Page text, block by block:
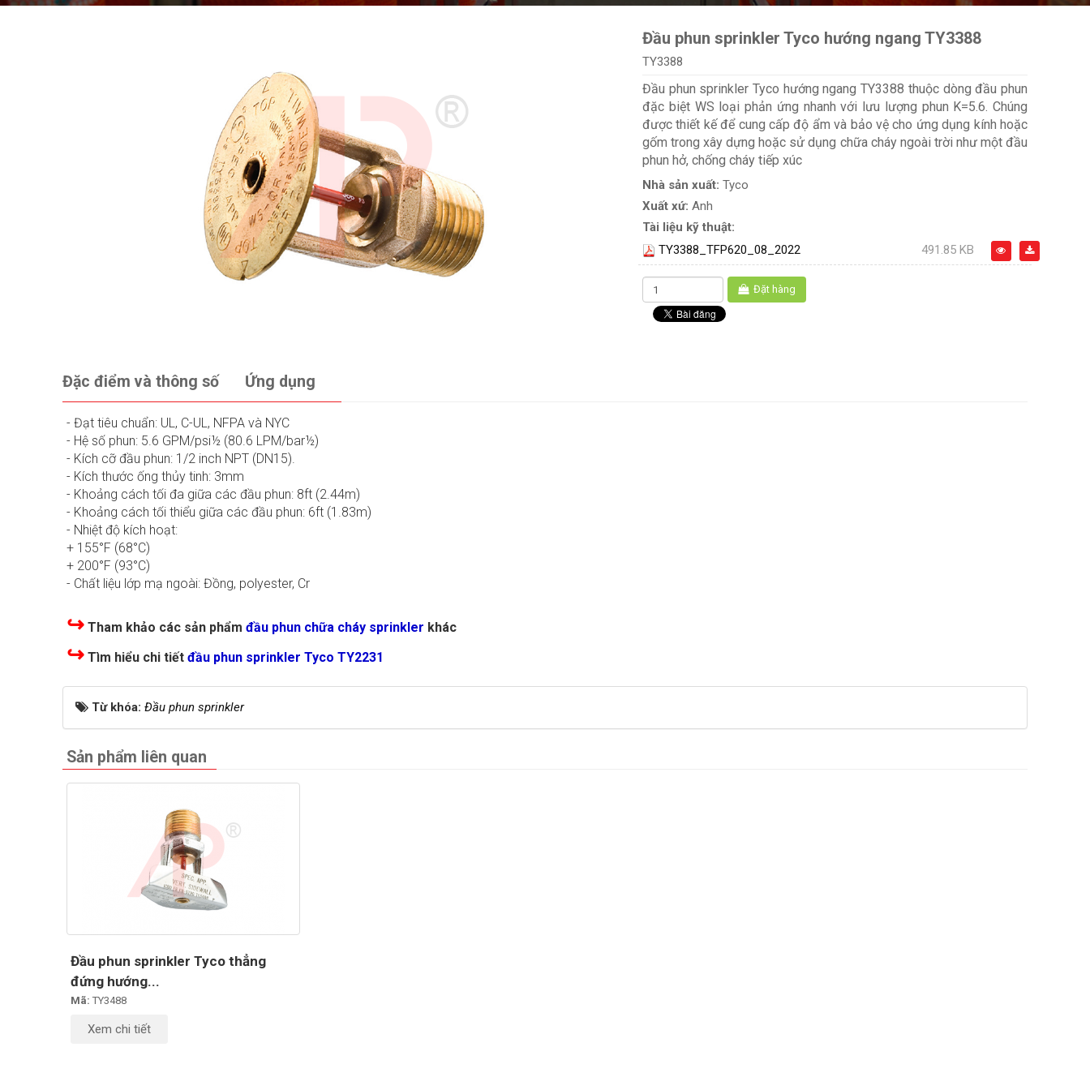
Đầu phun sprinkler Tyco hướng ngang TY3388
TY3388
Đầu phun sprinkler Tyco hướng ngang TY3388 thuộc dòng đầu phun
đặc biệt WS loại phản ứng nhanh với lưu lượng phun K=5.6. Chúng
được thiết kế để cung cấp độ ẩm và bảo vệ cho ứng dụng kính hoặc
gốm trong xây dựng hoặc sử dụng chữa cháy ngoài trời như một đầu
phun hở, chống cháy tiếp xúc
Nhà sản xuất: Tyco
Xuất xứ: Anh
Tài liệu kỹ thuật:
TY3388_TFP620_08_2022
491.85 KB
Đặt hàng
Đặc điểm và thông số Ứng dụng
- Đạt tiêu chuẩn: UL, C-UL, NFPA và NYC
- Hệ số phun: 5.6 GPM/psi½ (80.6 LPM/bar½)
- Kích cỡ đầu phun: 1/2 inch NPT (DN15).
- Kích thước ống thủy tinh: 3mm
- Khoảng cách tối đa giữa các đầu phun: 8ft (2.44m)
- Khoảng cách tối thiểu giữa các đầu phun: 6ft (1.83m)
- Nhiệt độ kích hoạt:
+ 155°F (68°C)
+ 200°F (93°C)
- Chất liệu lớp mạ ngoài: Đồng, polyester, Cr
↪ Tham khảo các sản phẩm đầu phun chữa cháy sprinkler khác
↪ Tìm hiểu chi tiết đầu phun sprinkler Tyco TY2231
Từ khóa: Đầu phun sprinkler
Sản phẩm liên quan
Đầu phun sprinkler Tyco thẳng
đứng hướng...
Mã: TY3488
Xem chi tiết